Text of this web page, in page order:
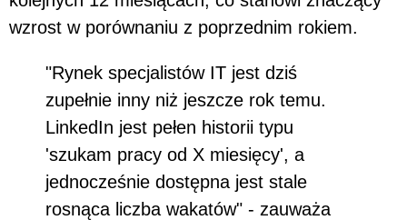
wzrost w porównaniu z poprzednim rokiem.
"Rynek specjalistów IT jest dziś
zupełnie inny niż jeszcze rok temu.
LinkedIn jest pełen historii typu
'szukam pracy od X miesięcy', a
jednocześnie dostępna jest stale
rosnąca liczba wakatów" - zauważa